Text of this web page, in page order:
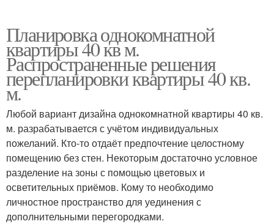
Планировка однокомнатной
квартиры 40 кв м.
Распространенные решения
перепланировки квартиры 40 кв.
м.
Любой вариант дизайна однокомнатной квартиры 40 кв.
м. разрабатывается с учётом индивидуальных
пожеланий. Кто-то отдаёт предпочтение целостному
помещению без стен. Некоторым достаточно условное
разделение на зоны с помощью цветовых и
осветительных приёмов. Кому то необходимо
личностное пространство для уединения с
дополнительными перегородками.